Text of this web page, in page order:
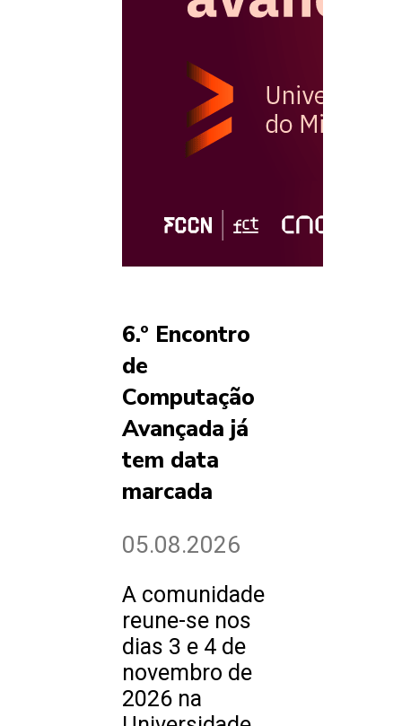
6.º Encontro
de
Computação
Avançada já
tem data
marcada
05.08.2026
A comunidade
reune-se nos
dias 3 e 4 de
novembro de
2026 na